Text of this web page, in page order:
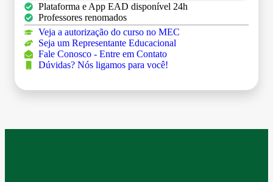
Plataforma e App EAD disponível 24h
Professores renomados
Veja a autorização do curso no MEC
Seja um Representante Educacional
Fale Conosco - Entre em Contato
Dúvidas? Nós ligamos para você!